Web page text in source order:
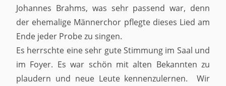
Johannes Brahms, was sehr passend war, denn
der ehemalige Männerchor pflegte dieses Lied am
Ende jeder Probe zu singen.
Es herrschte eine sehr gute Stimmung im Saal und
im Foyer. Es war schön mit alten Bekannten zu
plaudern und neue Leute kennenzulernen. Wir